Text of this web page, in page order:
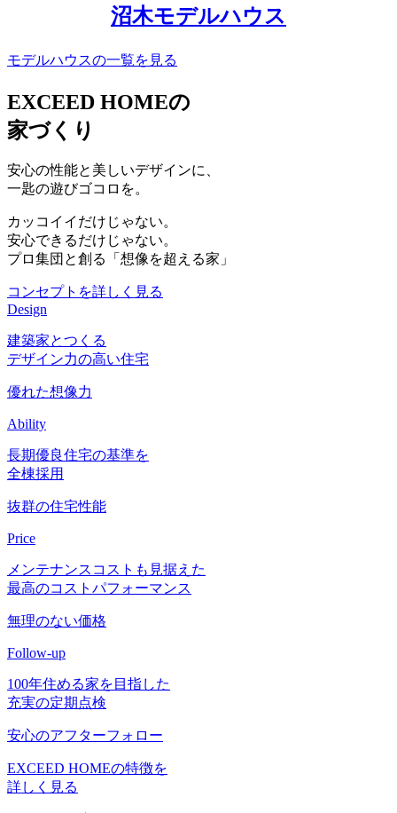
沼木モデルハウス
モデルハウスの一覧を見る
EXCEED HOMEの
家づくり
安心の性能と美しいデザインに、
一匙の遊びゴコロを。
カッコイイだけじゃない。
安心できるだけじゃない。
プロ集団と創る「想像を超える家」
コンセプトを詳しく見る
Design
建築家とつくる
デザイン力の高い住宅
優れた想像力
Ability
長期優良住宅の基準を
全棟採用
抜群の住宅性能
Price
メンテナンスコストも見据えた
最高のコストパフォーマンス
無理のない価格
Follow-up
100年住める家を目指した
充実の定期点検
安心のアフターフォロー
EXCEED HOMEの特徴を
詳しく見る